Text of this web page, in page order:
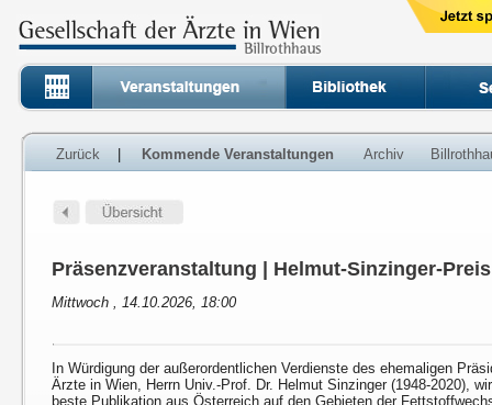
Zurück Kommende Veranstaltungen Archiv
Präsenzveranstaltung | Helmut-Sinzinger-
Mittwoch , 14.10.2026, 18:00
In Würdigung der außerordentlichen Verdienste des ehemaligen
Ärzte in Wien, Herrn Univ.-Prof. Dr. Helmut Sinzinger (1948-2020),
beste Publikation aus Österreich auf den Gebieten der